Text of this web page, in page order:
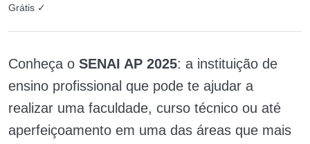
Grátis ✓
Conheça o SENAI AP 2025: a instituição de
ensino profissional que pode te ajudar a
realizar uma faculdade, curso técnico ou até
aperfeiçoamento em uma das áreas que mais